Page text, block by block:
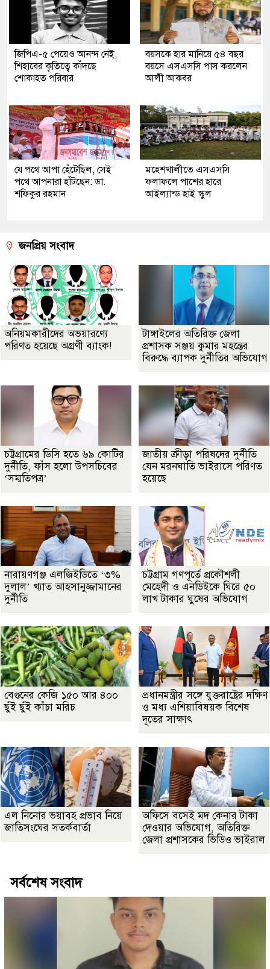
জিপিএ-৫ পেয়েও আনন্দ নেই,
শিহাবের কৃতিত্বে কাঁদছে
শোকাহত পরিবার
বয়সকে হার মানিয়ে ৫৪ বছর
বয়সে এসএসসি পাস করলেন
আলী আকবর
যে পথে আপা হেঁটেছিল, সেই
পথে আপনারা হাঁটছেন: ডা.
শফিকুর রহমান
মহেশখালীতে এসএসসি
ফলাফলে পাশের হারে
আইল্যান্ড হাই স্কুল
জনপ্রিয় সংবাদ
অনিয়মকারীদের অভয়ারণ্যে
পরিণত হয়েছে অগ্রণী ব্যাংক!
টাঙ্গাইলের অতিরিক্ত জেলা
প্রশাসক সঞ্জয় কুমার মহন্তের
বিরুদ্ধে ব্যাপক দুর্নীতির অভিযোগ
চট্টগ্রামের ডিসি হতে ৬৯ কোটির
দুর্নীতি, ফাঁস হলো উপসচিবের
‘সম্মতিপত্র’
জাতীয় ক্রীড়া পরিষদের দুর্নীতি
যেন মরনঘাতি ভাইরাসে পরিণত
হয়েছে
নারায়ণগঞ্জ এলজিইডিতে ‘৩%
দুলাল’ খ্যাত আহসানুজ্জামানের
দুর্নীতি
চট্টগ্রাম গণপূর্তে প্রকৌশলী
মেহেদী ও এনডিইকে ঘিরে ৫০
লাখ টাকার ঘুষের অভিযোগ
বেগুনের কেজি ১৫০ আর ৪০০
ছুঁই ছুঁই কাঁচা মরিচ
প্রধানমন্ত্রীর সঙ্গে যুক্তরাষ্ট্রের দক্ষিণ
ও মধ্য এশিয়াবিষয়ক বিশেষ
দূতের সাক্ষাৎ
এল নিনোর ভয়াবহ প্রভাব নিয়ে
জাতিসংঘের সতর্কবার্তা
অফিসে বসেই মদ কেনার টাকা
দেওয়ার অভিযোগ, অতিরিক্ত
জেলা প্রশাসকের ভিডিও ভাইরাল
সর্বশেষ সংবাদ